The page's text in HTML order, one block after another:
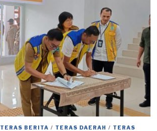
TERAS BERITA / TERAS DAERAH / TERAS